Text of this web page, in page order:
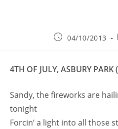
Publicación
entrada:
04/10/2013
4TH OF JULY, ASBURY PARK
Sandy, the fireworks are
tonight
Forcin’ a light into all those